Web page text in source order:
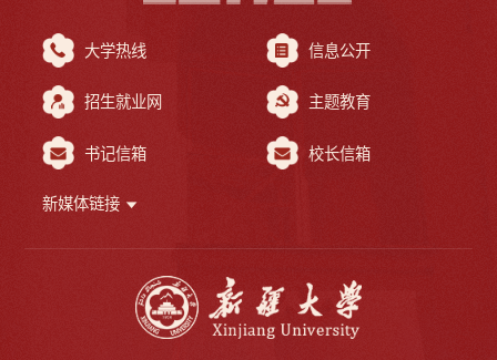
大学热线 信息公开
招生就业网 主题教育
书记信箱 校长信箱
新媒体链接